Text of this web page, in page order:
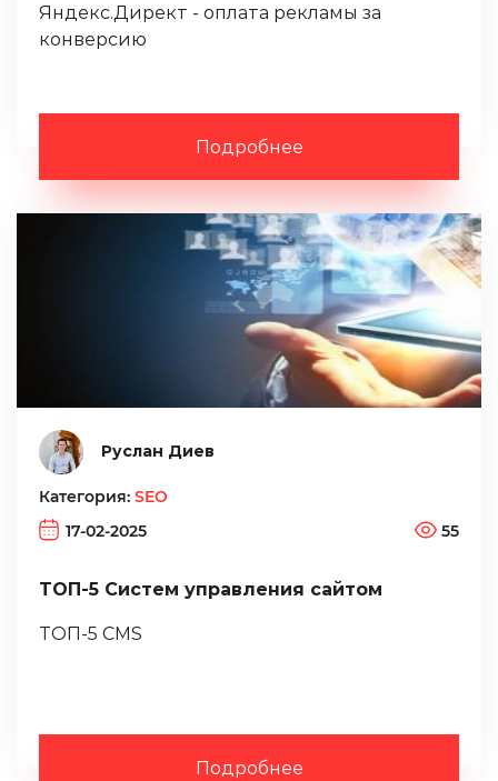
Яндекс.Директ - оплата рекламы за
конверсию
Подробнее
Руслан Диев
Категория: SEO
17-02-2025
55
ТОП-5 Систем управления сайтом
ТОП-5 CMS
Подробнее